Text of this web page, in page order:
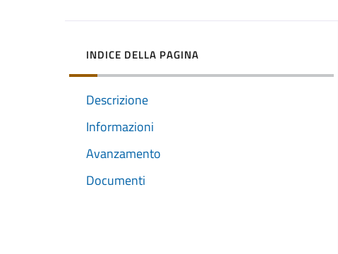
INDICE DELLA PAGINA
Descrizione
Informazioni
Avanzamento
Documenti